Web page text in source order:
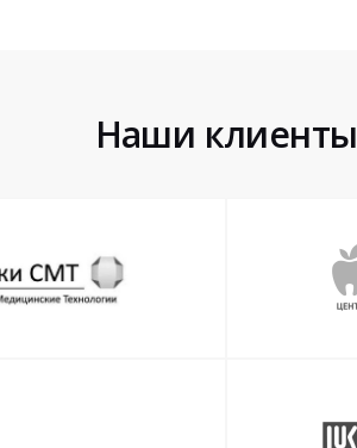
Наши клиенты